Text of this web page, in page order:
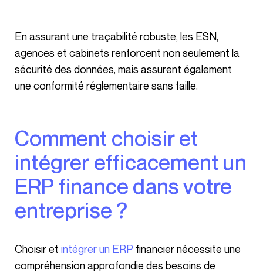
En assurant une traçabilité robuste, les ESN,
agences et cabinets renforcent non seulement la
sécurité des données, mais assurent également
une conformité réglementaire sans faille.
Comment choisir et
intégrer efficacement un
ERP finance dans votre
entreprise ?
Choisir et intégrer un ERP financier nécessite une
compréhension approfondie des besoins de